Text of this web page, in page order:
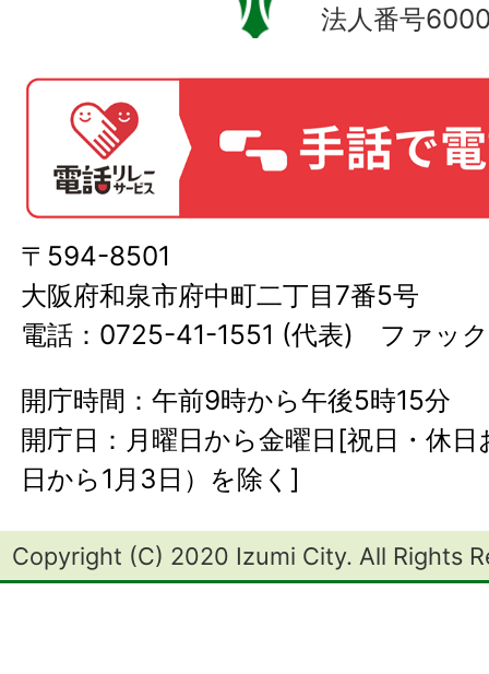
法人番号
〒594-8501
大阪府和泉市府中町二丁目7番5号
電話：0725-41-1551 (代表) ファッ
開庁時間：午前9時から午後5時15分
開庁日：月曜日から金曜日[祝日・休
日から1月3日）を除く]
Copyright (C) 2020 Izumi City. All Rights